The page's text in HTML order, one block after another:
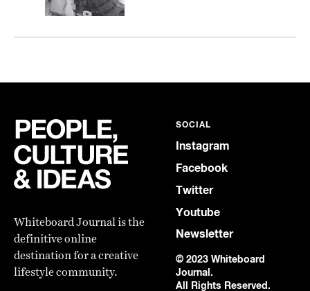
Whiteboard Journal is the
definitive online
destination for a creative
lifestyle community.
SOCIAL
Instagram
Facebook
Twitter
Youtube
Newsletter
© 2023 Whiteboard
Journal.
All Rights Reserved.